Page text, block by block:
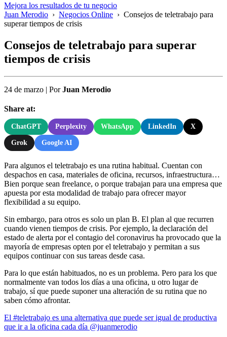
Mejora los resultados de tu negocio
Juan Merodio › Negocios Online › Consejos de teletrabajo para
superar tiempos de crisis
Consejos de teletrabajo para superar
tiempos de crisis
24 de marzo | PorJuan Merodio
Share at:
ChatGPT Perplexity WhatsApp LinkedIn X
Grok Google AI
Para algunos el teletrabajo es una rutina habitual. Cuentan con
despachos en casa, materiales de oficina, recursos, infraestructura…
Bien porque sean freelance, o porque trabajan para una empresa que
apuesta por esta modalidad de trabajo para ofrecer mayor
flexibilidad a su equipo.
Sin embargo, para otros es solo un plan B. El plan al que recurren
cuando vienen tiempos de crisis. Por ejemplo, la declaración del
estado de alerta por el contagio del coronavirus ha provocado que la
mayoría de empresas opten por el teletrabajo y permitan a sus
equipos continuar con sus tareas desde casa.
Para lo que están habituados, no es un problema. Pero para los que
normalmente van todos los días a una oficina, u otro lugar de
trabajo, sí que puede suponer una alteración de su rutina que no
saben cómo afrontar.
El #teletrabajo es una alternativa que puede ser igual de productiva
que ir a la oficina cada día @juanmerodio